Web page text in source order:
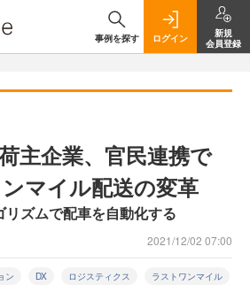
事例を探す ログイン
新規
会員登録
主企業、官民連携で
マイル配送の変革
ズムで配車を自動化する
2021/12/02 07:00
ン DX ロジスティクス ラストワンマイル